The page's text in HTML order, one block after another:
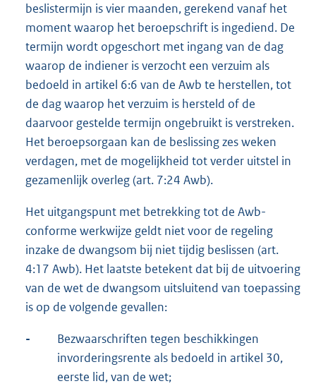
beslistermijn is vier maanden, gerekend vanaf het
moment waarop het beroepschrift is ingediend. De
termijn wordt opgeschort met ingang van de dag
waarop de indiener is verzocht een verzuim als
bedoeld in artikel 6:6 van de Awb te herstellen, tot
de dag waarop het verzuim is hersteld of de
daarvoor gestelde termijn ongebruikt is verstreken.
Het beroepsorgaan kan de beslissing zes weken
verdagen, met de mogelijkheid tot verder uitstel in
gezamenlijk overleg (art. 7:24 Awb).
Het uitgangspunt met betrekking tot de Awb-
conforme werkwijze geldt niet voor de regeling
inzake de dwangsom bij niet tijdig beslissen (art.
4:17 Awb). Het laatste betekent dat bij de uitvoering
van de wet de dwangsom uitsluitend van toepassing
is op de volgende gevallen:
-
Bezwaarschriften tegen beschikkingen
invorderingsrente als bedoeld in artikel 30,
eerste lid, van de wet;